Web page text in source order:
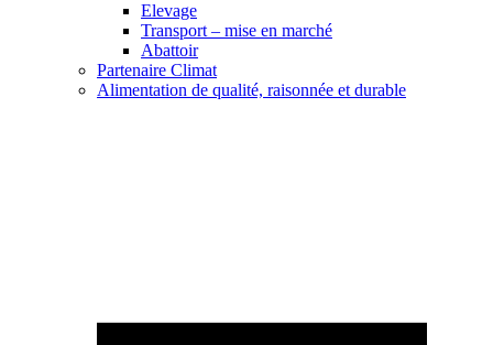
Elevage
Transport – mise en marché
Abattoir
Partenaire Climat
Alimentation de qualité, raisonnée et durable